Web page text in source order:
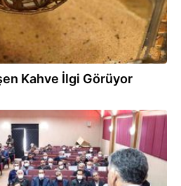
Kahve İlgi Görüyor